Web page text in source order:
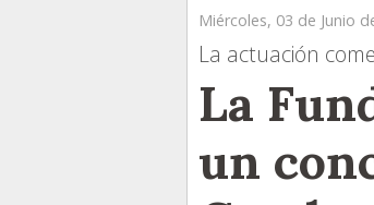
Miércoles, 03 de Junio
La actuación
La
un